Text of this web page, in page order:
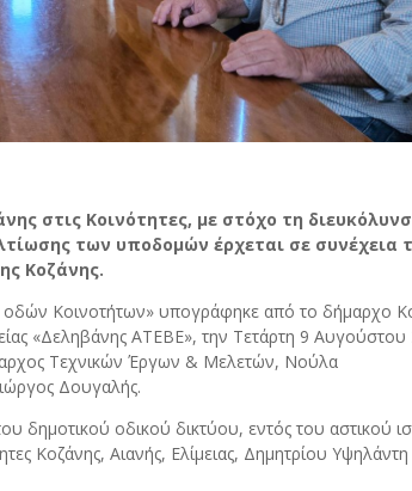
στις Κοινότητες, με στόχο τη
των υποδομών έρχεται σε συνέχεια
Κοζάνης.
Κοινοτήτων» υπογράφηκε από το δήμαρχο
«Δεληβάνης ΑΤΕΒΕ», την Τετάρτη 9 Αυγούστου
Τεχνικών Έργων & Μελετών, Νούλα
Δουγαλής.
οδικού δικτύου, εντός του αστικού
Κοζάνης, Αιανής, Ελίμειας, Δημητρίου Υψηλάντη